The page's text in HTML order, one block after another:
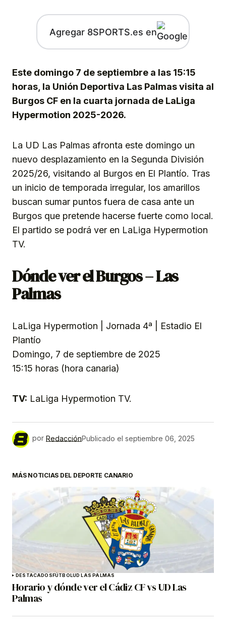
Agregar 8SPORTS.es en
Este domingo 7 de septiembre a las 15:15
horas, la Unión Deportiva Las Palmas visita al
Burgos CF en la cuarta jornada de LaLiga
Hypermotion 2025-2026.
La UD Las Palmas afronta este domingo un
nuevo desplazamiento en la Segunda División
2025/26, visitando al Burgos en El Plantío. Tras
un inicio de temporada irregular, los amarillos
buscan sumar puntos fuera de casa ante un
Burgos que pretende hacerse fuerte como local.
El partido se podrá ver en LaLiga Hypermotion
TV.
Dónde ver el Burgos – Las
Palmas
LaLiga Hypermotion | Jornada 4ª | Estadio El
Plantío
Domingo, 7 de septiembre de 2025
15:15 horas (hora canaria)
TV: LaLiga Hypermotion TV.
por RedacciónPublicado el septiembre 06, 2025
MÁS NOTICIAS DEL DEPORTE CANARIO
DESTACADOS FÚTBOLUD LAS PALMAS
Horario y dónde ver el Cádiz CF vs UD Las
Palmas